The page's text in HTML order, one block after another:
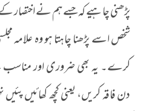
پڑھنی چاہیے کہ جسے ہم نے اختصار
شخص اسے پڑھنا چاہتا ہو وہ علامہ
کرے۔ یہ بھی ضروری اور
دن فاقہ کریں، یعنی کچھ کھائیں